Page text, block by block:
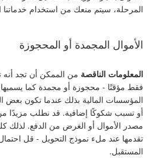
المرحلة، سيتم منعك من استخدام خدماتنا
الأموال المجمدة أو المحجوزة
المعلومات الناقصة من الممكن أن تجد أنه
فقط مؤقتًا - محجوزة أو مجمدة كما
المؤسسات المالية بذلك عندما تكون بعض
أو تسبب شكوكًا إضافية. قد نطلب مزيدًا
مصدر الأموال أو الغرض من الدفع. لذلك
تقدمها عند ملء نموذج التحويل - قل
المستقبل.